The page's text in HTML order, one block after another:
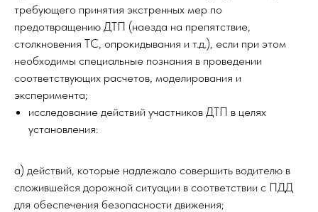
требующего принятия экстренных мер по
предотвращению ДТП (наезда на препятствие,
столкновения ТС, опрокидывания и т.д.), если при этом
необходимы специальные познания в проведении
соответствующих расчетов, моделирования и
эксперимента;
исследование действий участников ДТП в целях
установления:
а) действий, которые надлежало совершить водителю в
сложившейся дорожной ситуации в соответствии с ПДД
для обеспечения безопасности движения;